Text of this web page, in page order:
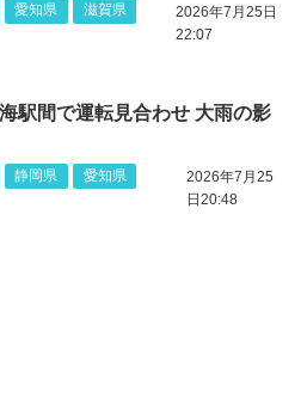
愛知県
滋賀県
2026年7月25日
22:07
駅間で運転見合わせ 大雨の影
静岡県
愛知県
2026年7月25
日20:48